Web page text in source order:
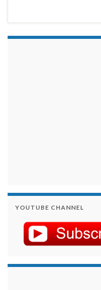
YOUTUBE CHANNEL